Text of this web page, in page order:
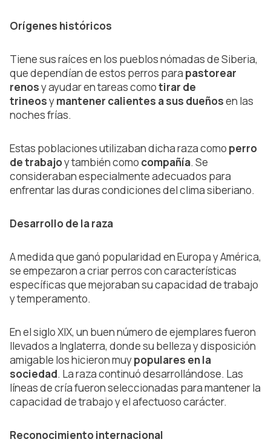
Orígenes históricos
Tiene sus raíces en los pueblos nómadas de Siberia,
que dependían de estos perros para pastorear
renosy ayudar en tareas comotirar de
trineosymantener calientes a sus dueñosen las
noches frías.
Estas poblaciones utilizaban dicha raza como perro
de trabajoy también como compañía. Se
consideraban especialmente adecuados para
enfrentar las duras condiciones del clima siberiano.
Desarrollo de la raza
A medida que ganó popularidad en Europa y América,
se empezaron a criar perros con características
específicas que mejoraban su capacidad de trabajo
y temperamento.
En el siglo XIX, un buen número de ejemplares fueron
llevados a Inglaterra, donde su belleza y disposición
amigable los hicieron muypopulares en la
sociedad. La raza continuó desarrollándose. Las
líneas de cría fueron seleccionadas para mantener la
capacidad de trabajo y el afectuoso carácter.
Reconocimiento internacional